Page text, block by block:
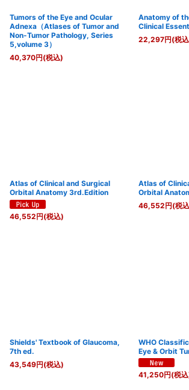
Tumors of the Eye and Ocular
Adnexa（Atlases of Tumor and
Non-Tumor Pathology, Series
5,volume 3）
40,370円(税込)
Anatomy of
Clinical
22,297円(税
Atlas of Clinical and Surgical
Orbital Anatomy 3rd.Edition
46,552円(税込)
Atlas of
Orbital
46,552円(税
Shields' Textbook of Glaucoma,
7th ed.
43,549円(税込)
WHO
Eye & Orbit
41,250円(税